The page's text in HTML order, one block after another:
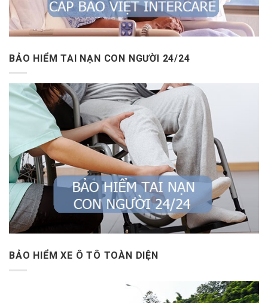
BẢO HIỂM TAI NẠN CON NGƯỜI 24/24
BẢO HIỂM XE Ô TÔ TOÀN DIỆN